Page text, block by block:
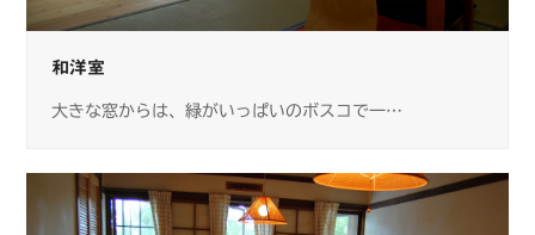
和洋室
大きな窓からは、緑がいっぱいのボスコで一…